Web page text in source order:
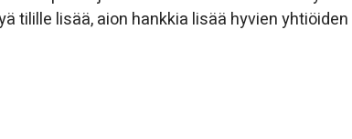
tilille lisää, aion hankkia lisää hyvien yhtiöiden